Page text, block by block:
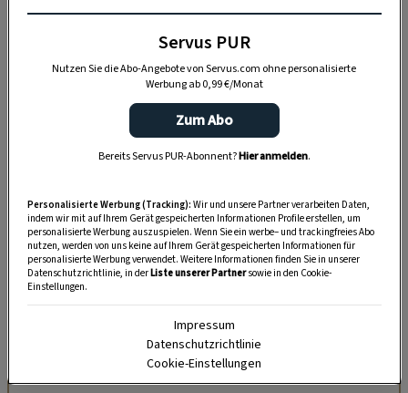
„Servus Garten“ auf WhatsApp
Nutzen Sie WhatsApp auf Ihrem Handy und lieben es, auf
dem Balkon, der Terrasse oder im Garten zu werkeln? In
unserem kostenlosen WhatsApp-Kanal finden Sie täglich
Tipps und Tricks für Garten, Terrasse, Balkon- und
Servus PUR
Nutzen Sie die Abo-Angebote von Servus.com ohne personalisierte
Werbung ab 0,99 €/Monat
Zum Abo
Bereits Servus PUR-Abonnent?Hier anmelden.
Personalisierte Werbung (Tracking): Wir und unsere Partner verarbeiten Daten,
indem wir mit auf Ihrem Gerät gespeicherten Informationen Profile erstellen, um
personalisierte Werbung auszuspielen. Wenn Sie ein werbe– und trackingfreies Abo
nutzen, werden von uns keine auf Ihrem Gerät gespeicherten Informationen für
personalisierte Werbung verwendet. Weitere Informationen finden Sie in unserer
Datenschutzrichtlinie, in derListe unserer Partnersowie in den Cookie-
Einstellungen.
Impressum
Datenschutzrichtlinie
Cookie-Einstellungen